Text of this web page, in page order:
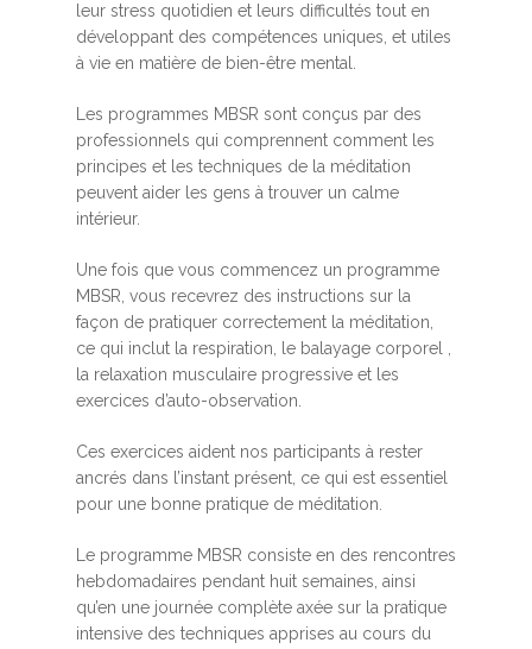
leur stress quotidien et leurs difficultés tout en
développant des compétences uniques, et utiles
à vie en matière de bien-être mental.
Les programmes MBSR sont conçus par des
professionnels qui comprennent comment les
principes et les techniques de la méditation
peuvent aider les gens à trouver un calme
intérieur.
Une fois que vous commencez un programme
MBSR, vous recevrez des instructions sur la
façon de pratiquer correctement la méditation,
ce qui inclut la respiration, le balayage corporel ,
la relaxation musculaire progressive et les
exercices d’auto-observation.
Ces exercices aident nos participants à rester
ancrés dans l’instant présent, ce qui est essentiel
pour une bonne pratique de méditation.
Le programme MBSR consiste en des rencontres
hebdomadaires pendant huit semaines, ainsi
qu’en une journée complète axée sur la pratique
intensive des techniques apprises au cours du